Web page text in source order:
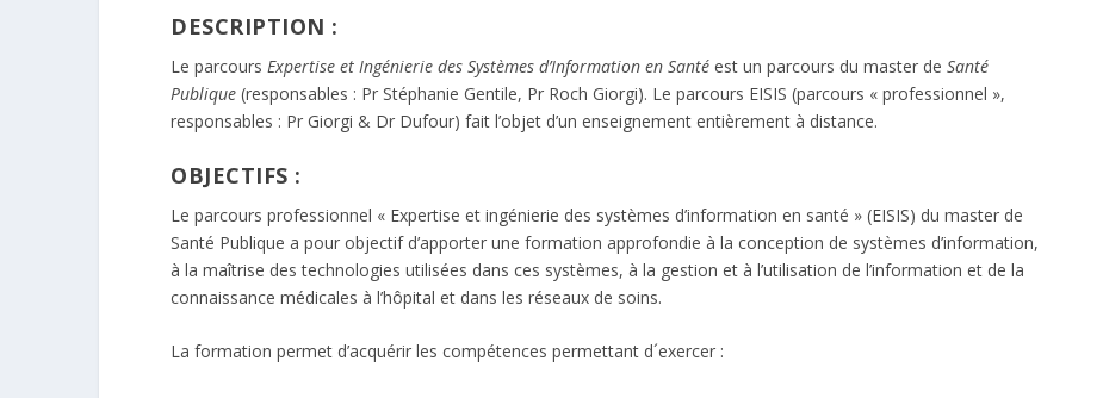
DESCRIPTION :
Le parcours Expertise et Ingénierie des Systèmes d’Information en Santé est un parcours du master de Santé
Publique (responsables : Pr Stéphanie Gentile, Pr Roch Giorgi). Le parcours EISIS (parcours « professionnel »,
responsables : Pr Giorgi & Dr Dufour) fait l’objet d’un enseignement entièrement à distance.
OBJECTIFS :
Le parcours professionnel « Expertise et ingénierie des systèmes d’information en santé » (EISIS) du master de
Santé Publique a pour objectif d’apporter une formation approfondie à la conception de systèmes d’information,
à la maîtrise des technologies utilisées dans ces systèmes, à la gestion et à l’utilisation de l’information et de la
connaissance médicales à l’hôpital et dans les réseaux de soins.
La formation permet d’acquérir les compétences permettant d´exercer :